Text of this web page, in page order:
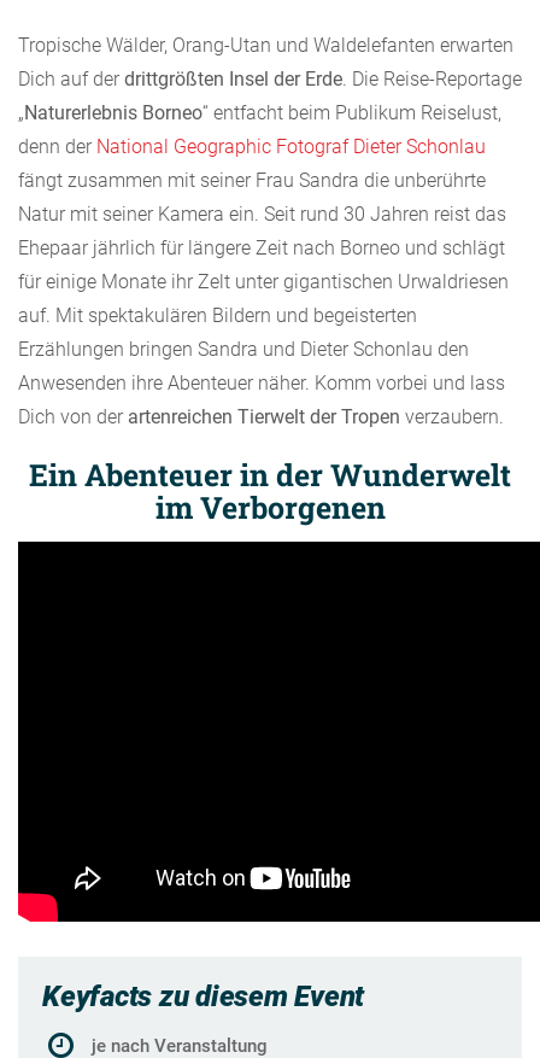
Tropische Wälder, Orang-Utan und Waldelefanten erwarten
Dich auf der drittgrößten Insel der Erde . Die Reise-Reportage
„Naturerlebnis Borneo“ entfacht beim Publikum Reiselust,
denn der National Geographic Fotograf Dieter Schonlau
fängt zusammen mit seiner Frau Sandra die unberührte
Natur mit seiner Kamera ein. Seit rund 30 Jahren reist das
Ehepaar jährlich für längere Zeit nach Borneo und schlägt
für einige Monate ihr Zelt unter gigantischen Urwaldriesen
auf. Mit spektakulären Bildern und begeisterten
Erzählungen bringen Sandra und Dieter Schonlau den
Anwesenden ihre Abenteuer näher. Komm vorbei und lass
Dich von der artenreichen Tierwelt der Tropen verzaubern.
Ein Abenteuer in der Wunderwelt
im Verborgenen
Keyfacts zu diesem Event
je nach Veranstaltung